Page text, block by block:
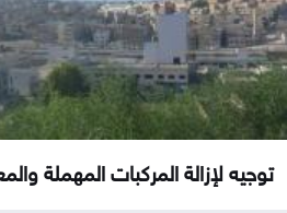
توجيه لإزالة المركبات المهملة